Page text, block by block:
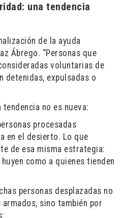
una tendencia
de la ayuda
Ábrego. “Personas que
voluntarias de
detenidas, expulsadas o
no es nueva:
procesadas
en el desierto. Lo que
de esa misma estrategia:
como a quienes tienden
personas desplazadas no
sino también por